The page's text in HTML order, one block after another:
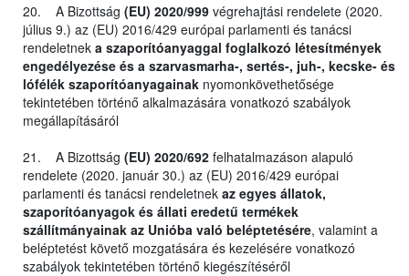
20. A Bizottság (EU) 2020/999 végrehajtási rendelete (2020.
július 9.) az (EU) 2016/429 európai parlamenti és tanácsi
rendeletnek a szaporítóanyaggal foglalkozó létesítmények
engedélyezése és a szarvasmarha-, sertés-, juh-, kecske- és
lófélék szaporítóanyagainak nyomonkövethetősége
tekintetében történő alkalmazására vonatkozó szabályok
megállapításáról
21. A Bizottság (EU) 2020/692 felhatalmazáson alapuló
rendelete (2020. január 30.) az (EU) 2016/429 európai
parlamenti és tanácsi rendeletnek az egyes állatok,
szaporítóanyagok és állati eredetű termékek
szállítmányainak az Unióba való beléptetésére, valamint a
beléptetést követő mozgatására és kezelésére vonatkozó
szabályok tekintetében történő kiegészítéséről